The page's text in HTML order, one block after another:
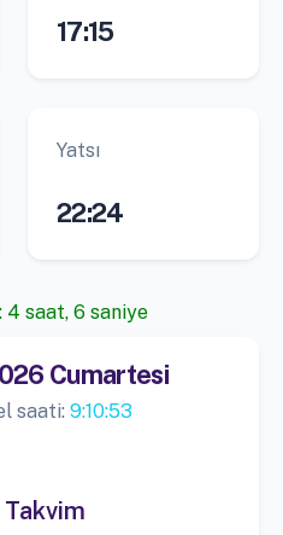
17:15
Yatsı
22:24
4 saat, 5 saniye
Cumartesi
saati: 9:10:54
Takvim